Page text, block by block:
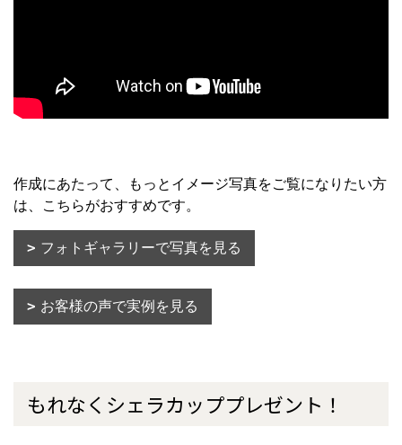
作成にあたって、もっとイメージ写真をご覧になりたい方
は、こちらがおすすめです。
フォトギャラリーで写真を見る
お客様の声で実例を見る
もれなくシェラカッププレゼント！